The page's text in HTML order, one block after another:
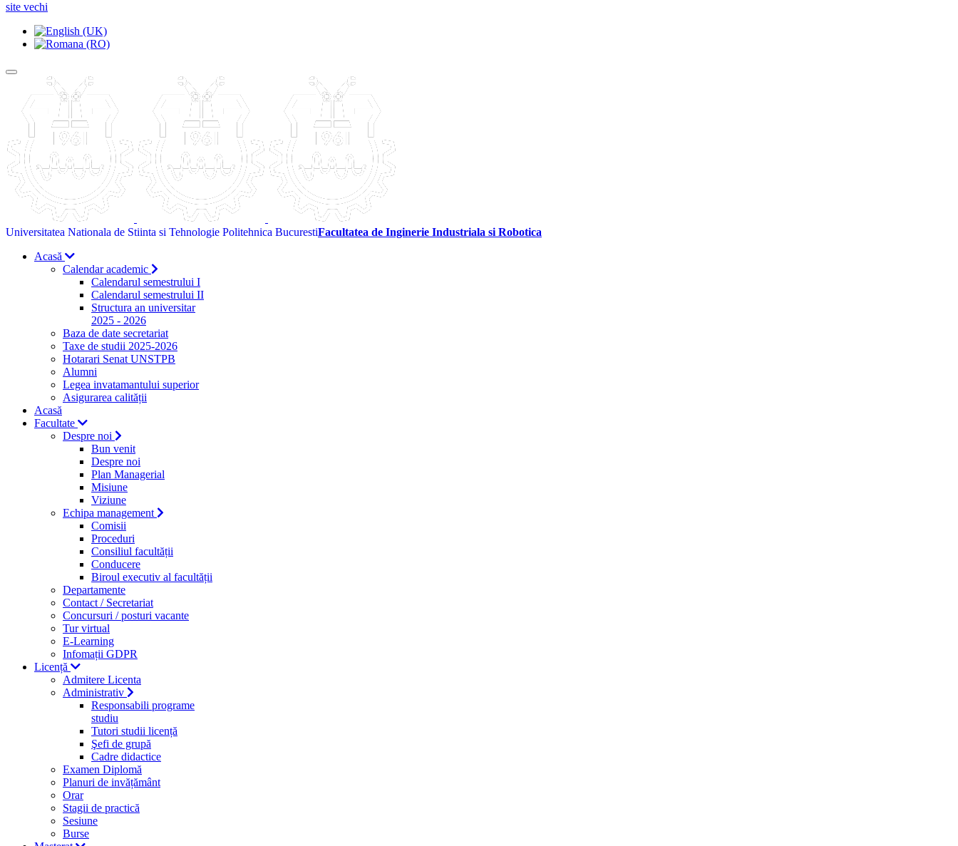
site vechi
Universitatea Nationala de Stiinta si Tehnologie Politehnica BucurestiFacultatea de Inginerie Industriala si Robotica
Acasă
Calendar academic
Calendarul semestrului I
Calendarul semestrului II
Structura an universitar
2025 - 2026
Baza de date secretariat
Taxe de studii 2025-2026
Hotarari Senat UNSTPB
Alumni
Legea invatamantului superior
Asigurarea calității
Acasă
Facultate
Despre noi
Bun venit
Despre noi
Plan Managerial
Misiune
Viziune
Echipa management
Comisii
Proceduri
Consiliul facultății
Conducere
Biroul executiv al facultății
Departamente
Contact / Secretariat
Concursuri / posturi vacante
Tur virtual
E-Learning
Infomații GDPR
Licență
Admitere Licenta
Administrativ
Responsabili programe
studiu
Tutori studii licență
Şefi de grupă
Cadre didactice
Examen Diplomă
Planuri de invățământ
Orar
Stagii de practică
Sesiune
Burse